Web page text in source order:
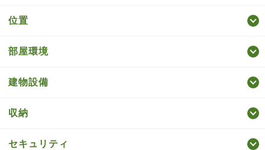
位置
部屋環境
建物設備
収納
セキュリティ